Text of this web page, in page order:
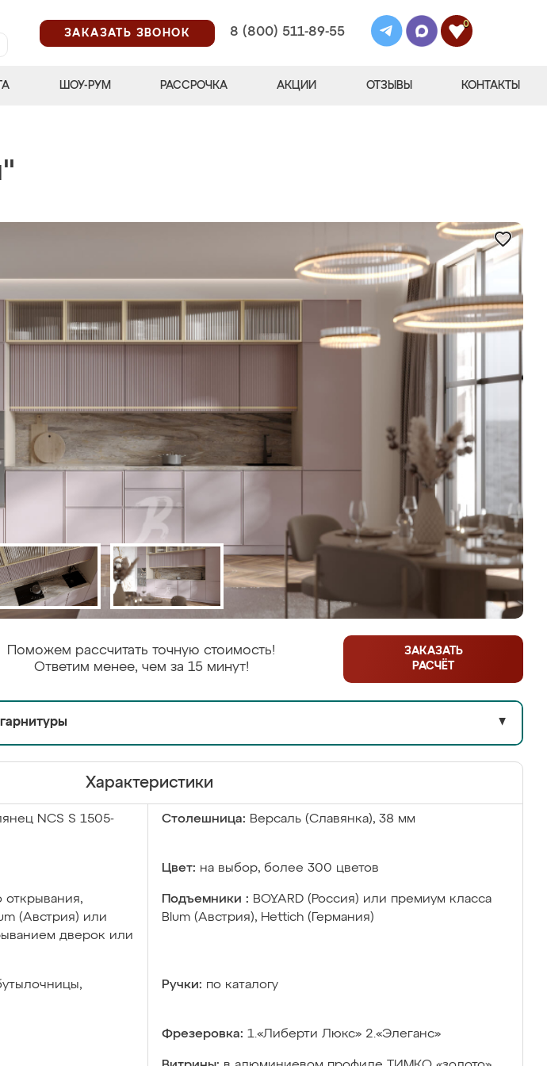
ЗАКАЗАТЬ ЗВОНОК
8 (800) 511-89-55
0
ШОУ-РУМ РАССРОЧКА АКЦИИ ОТЗЫВЫ КОНТАКТЫ
Поможем рассчитать точную стоимость!
Ответим менее, чем за 15 минут!
ЗАКАЗАТЬ
РАСЧЁТ
▼
Характеристики
NCS S 1505-
Столешница: Версаль (Славянка), 38 мм
Цвет: на выбор, более 300 цветов
открывания,
(Австрия) или
дверок или
Подъемники : BOYARD (Россия) или премиум класса
Blum (Австрия), Hettich (Германия)
Ручки: по каталогу
Фрезеровка: 1.«Либерти Люкс» 2.«Элеганс»